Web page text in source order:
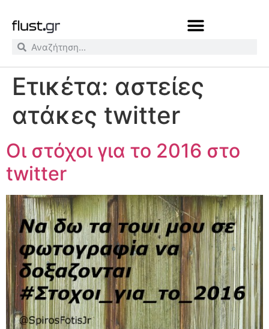
Ετικέτα: αστείες
ατάκες twitter
Οι στόχοι για το 2016 στο
twitter